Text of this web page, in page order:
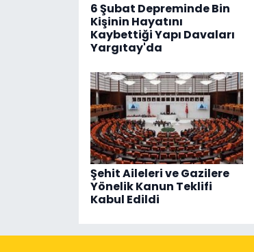
6 Şubat Depreminde Bin
Kişinin Hayatını
Kaybettiği Yapı Davaları
Yargıtay'da
Şehit Aileleri ve Gazilere
Yönelik Kanun Teklifi
Kabul Edildi